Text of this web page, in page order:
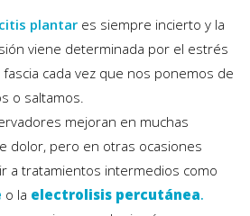
plantar es siempre incierto y la
viene determinada por el estrés
cada vez que nos ponemos de
o saltamos.
mejoran en muchas
dolor, pero en otras ocasiones
a tratamientos intermedios como
o la electrolisis percutánea.